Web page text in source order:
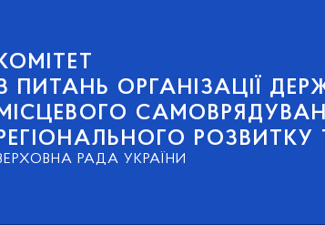
ПИТАНЬ ОРГАНІЗАЦІЇ
РАДА УКРАЇНИ